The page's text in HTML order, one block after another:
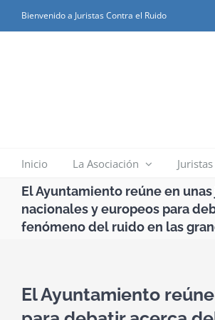
to
Bienvenido a Juristas Contra el Ruido
Inicio La Asociación Juristas
El Ayuntamiento reúne en
nacionales y europeos para
fenómeno del ruido en las
El Ayuntamiento